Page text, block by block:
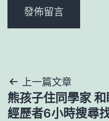
文
章
上一篇文章
熊孩子住同學家
經歷者6小時搜尋